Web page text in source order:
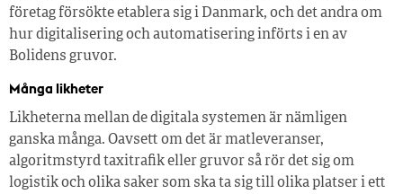
företag försökte etablera sig i Danmark, och det andra om
hur digitalisering och automatisering införts i en av
Bolidens gruvor.
Många likheter
Likheterna mellan de digitala systemen är nämligen
ganska många. Oavsett om det är matleveranser,
algoritmstyrd taxitrafik eller gruvor så rör det sig om
logistik och olika saker som ska ta sig till olika platser i ett